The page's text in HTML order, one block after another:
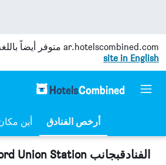
ar.hotelscombined.com متوفر أيضاً
site in English
أرخص الفنادق أين
الفنادقبجانب Hartford Union Station, هارتفورد